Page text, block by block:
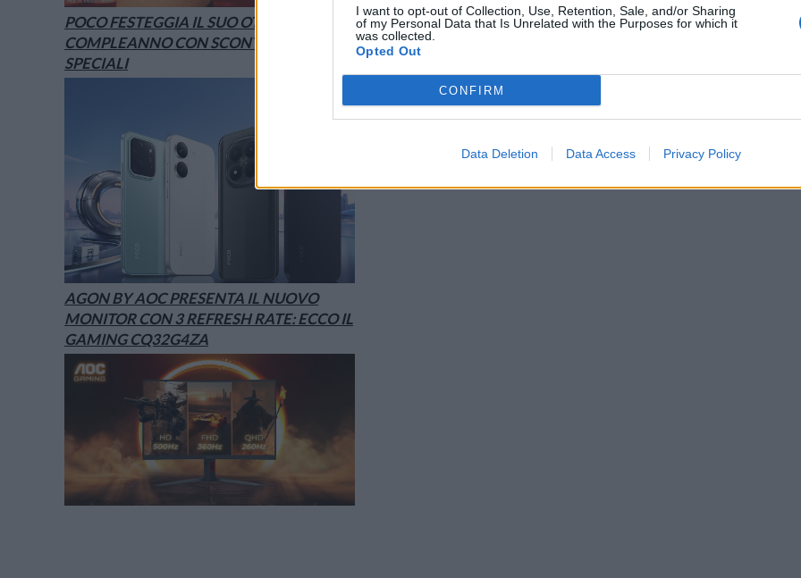
I want to opt-out of Collection, Use, Retention, Sale, and/or Sharing
of my Personal Data that Is Unrelated with the Purposes for which it
was collected.
Opted Out
CONFIRM
Data Deletion Data Access Privacy Policy
[viaRepubblica | Un sorriso con Luciana come antidoto alla crisi
CONDIVIDI QUESTO ARTICOLO:
E-mail
POCO FESTEGGIA IL SUO OTTAVO
COMPLEANNO CON SCONTI E OFFERTE
SPECIALI
AGON BY AOC PRESENTA IL NUOVO
MONITOR CON 3 REFRESH RATE: ECCO IL
GAMING CQ32G4ZA